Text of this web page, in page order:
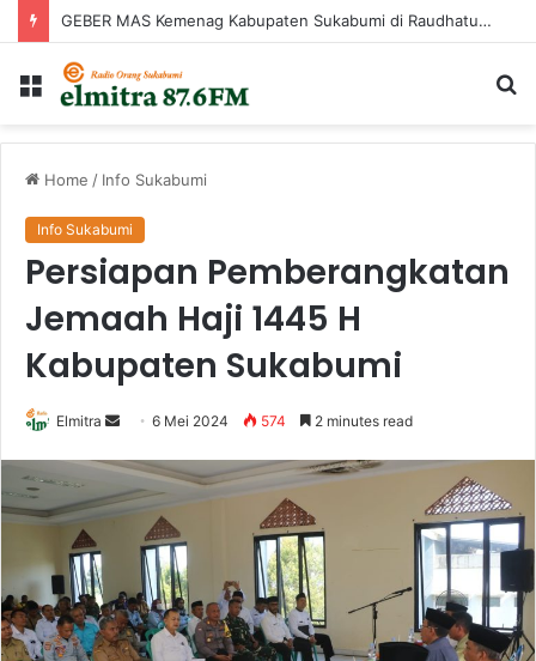
GEBER MAS Kemenag Kabupaten Sukabumi di Raudhatul Irfan
Menu
Home / Info Sukabumi
Info Sukabumi
Persiapan Pemberangkatan
Jemaah Haji 1445 H
Kabupaten Sukabumi
Elmitra
Send
email
6 Mei 2024 574 2 minutes read